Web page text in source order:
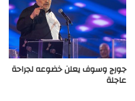
جورج وسوف يعلن خضوعه لجراحة
عاجلة